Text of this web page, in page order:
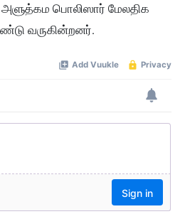
பொலிஸார் மேலதிக
வருகின்றனர்.